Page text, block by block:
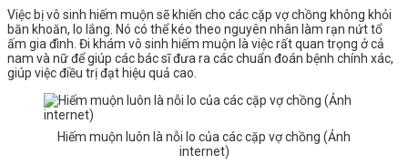
Việc bị vô sinh hiếm muộn sẽ khiến cho các cặp vợ chồng không khỏi
băn khoăn, lo lắng. Nó có thể kéo theo nguyên nhân làm rạn nứt tổ
ấm gia đình. Đi khám vô sinh hiếm muộn là việc rất quan trọng ở cả
nam và nữ để giúp các bác sĩ đưa ra các chuẩn đoán bệnh chính xác,
giúp việc điều trị đạt hiệu quả cao.
Hiếm muộn luôn là nỗi lo của các cặp vợ chồng (Ảnh
internet)